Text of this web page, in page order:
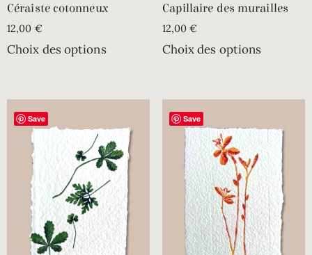
Céraiste cotonneux
12,00 €
Choix des options
Capillaire des murailles
12,00€
Choix des options
Save Save